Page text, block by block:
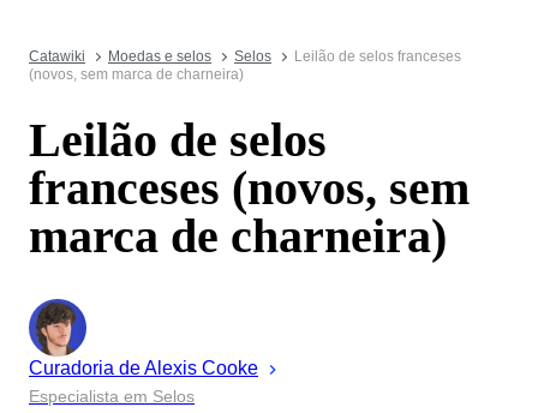
Catawiki Moedas e selos Selos
Leilão de selos franceses
(novos, sem marca de charneira)
Leilão de selos
franceses (novos, sem
marca de charneira)
Curadoria deAlexis Cooke
Especialista em Selos